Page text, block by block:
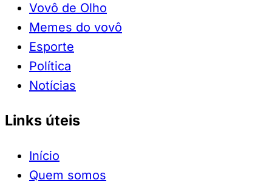
Vovô de Olho
Memes do vovô
Esporte
Política
Notícias
Links úteis
Início
Quem somos